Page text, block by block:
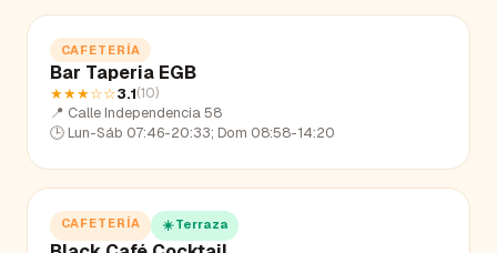
CAFETERÍA
Bar Taperia EGB
★★★☆☆3.1(10)
📍 Calle Independencia 58
🕒 Lun-Sáb 07:46-20:33; Dom 08:58-14:20
CAFETERÍA ☀️ Terraza